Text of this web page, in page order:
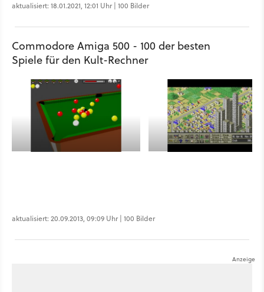
aktualisiert: 18.01.2021, 12:01 Uhr | 100 Bilder
Commodore Amiga 500 - 100 der besten
Spiele für den Kult-Rechner
aktualisiert: 20.09.2013, 09:09 Uhr | 100 Bilder